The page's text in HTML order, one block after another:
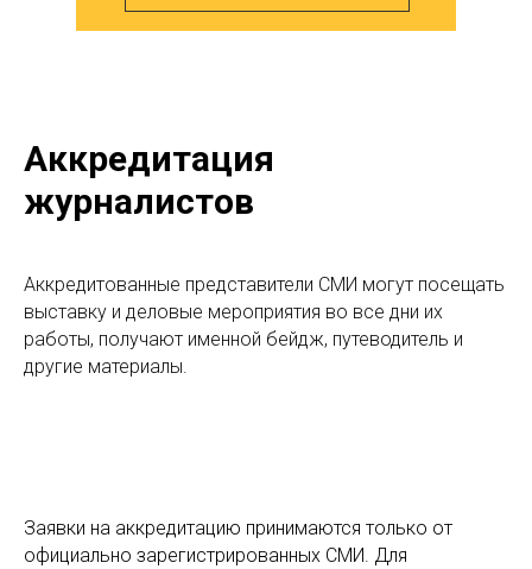
Аккредитация
журналистов
Аккредитованные представители СМИ могут посещать
выставку и деловые мероприятия во все дни их
работы, получают именной бейдж, путеводитель и
другие материалы.
Заявки на аккредитацию принимаются только от
официально зарегистрированных СМИ. Для